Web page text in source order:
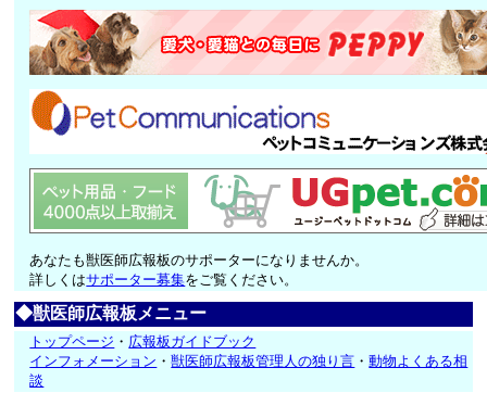
あなたも獣医師広報板のサポーターになりませんか。
詳しくはサポーター募集をご覧ください。
◆獣医師広報板メニュー
トップページ ・ 広報板ガイドブック
インフォメーション ・獣医師広報板管理人の独り言 ・動物よくある相
談